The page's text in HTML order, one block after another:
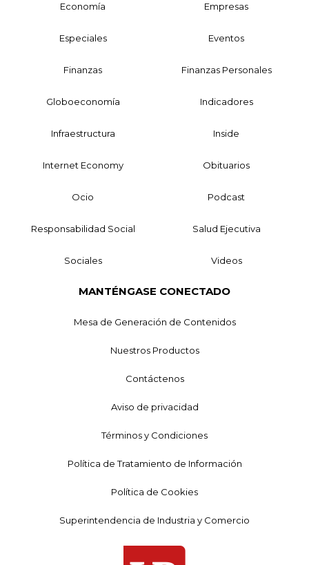
Economía Empresas
Especiales Eventos
Finanzas Finanzas Personales
Globoeconomía Indicadores
Infraestructura Inside
Internet Economy Obituarios
Ocio Podcast
Responsabilidad Social Salud Ejecutiva
Sociales Videos
MANTÉNGASE CONECTADO
Mesa de Generación de Contenidos
Nuestros Productos
Contáctenos
Aviso de privacidad
Términos y Condiciones
Política de Tratamiento de Información
Política de Cookies
Superintendencia de Industria y Comercio